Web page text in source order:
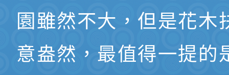
園雖然不大，但是花木
意盎然，最值得一提的